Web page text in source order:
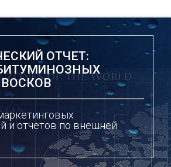
ОТЧЕТ:
и отчетов по внешней